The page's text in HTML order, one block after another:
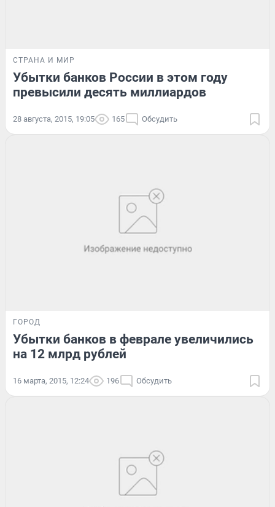
СТРАНА И МИР
Убытки банков России в этом году
превысили десять миллиардов
28 августа, 2015, 19:05 165 Обсудить
ГОРОД
Убытки банков в феврале увеличились
на 12 млрд рублей
16 марта, 2015, 12:24 196 Обсудить